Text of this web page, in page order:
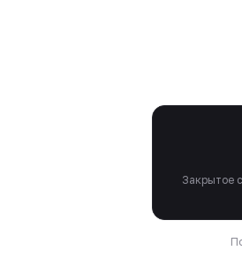
Закрытое